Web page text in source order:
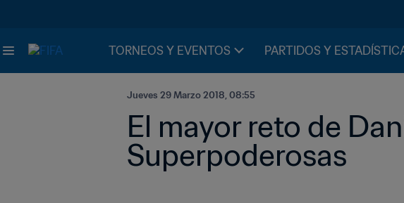
TORNEOS Y EVENTOS PARTIDOS Y
Jueves 29 Marzo 2018, 08:55
El mayor reto de
Superpoderosas